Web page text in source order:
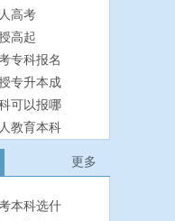
高考
高起
专科报名
专升本成
可以报哪
教育本科
科需要读
学历专科
更多
本科选什